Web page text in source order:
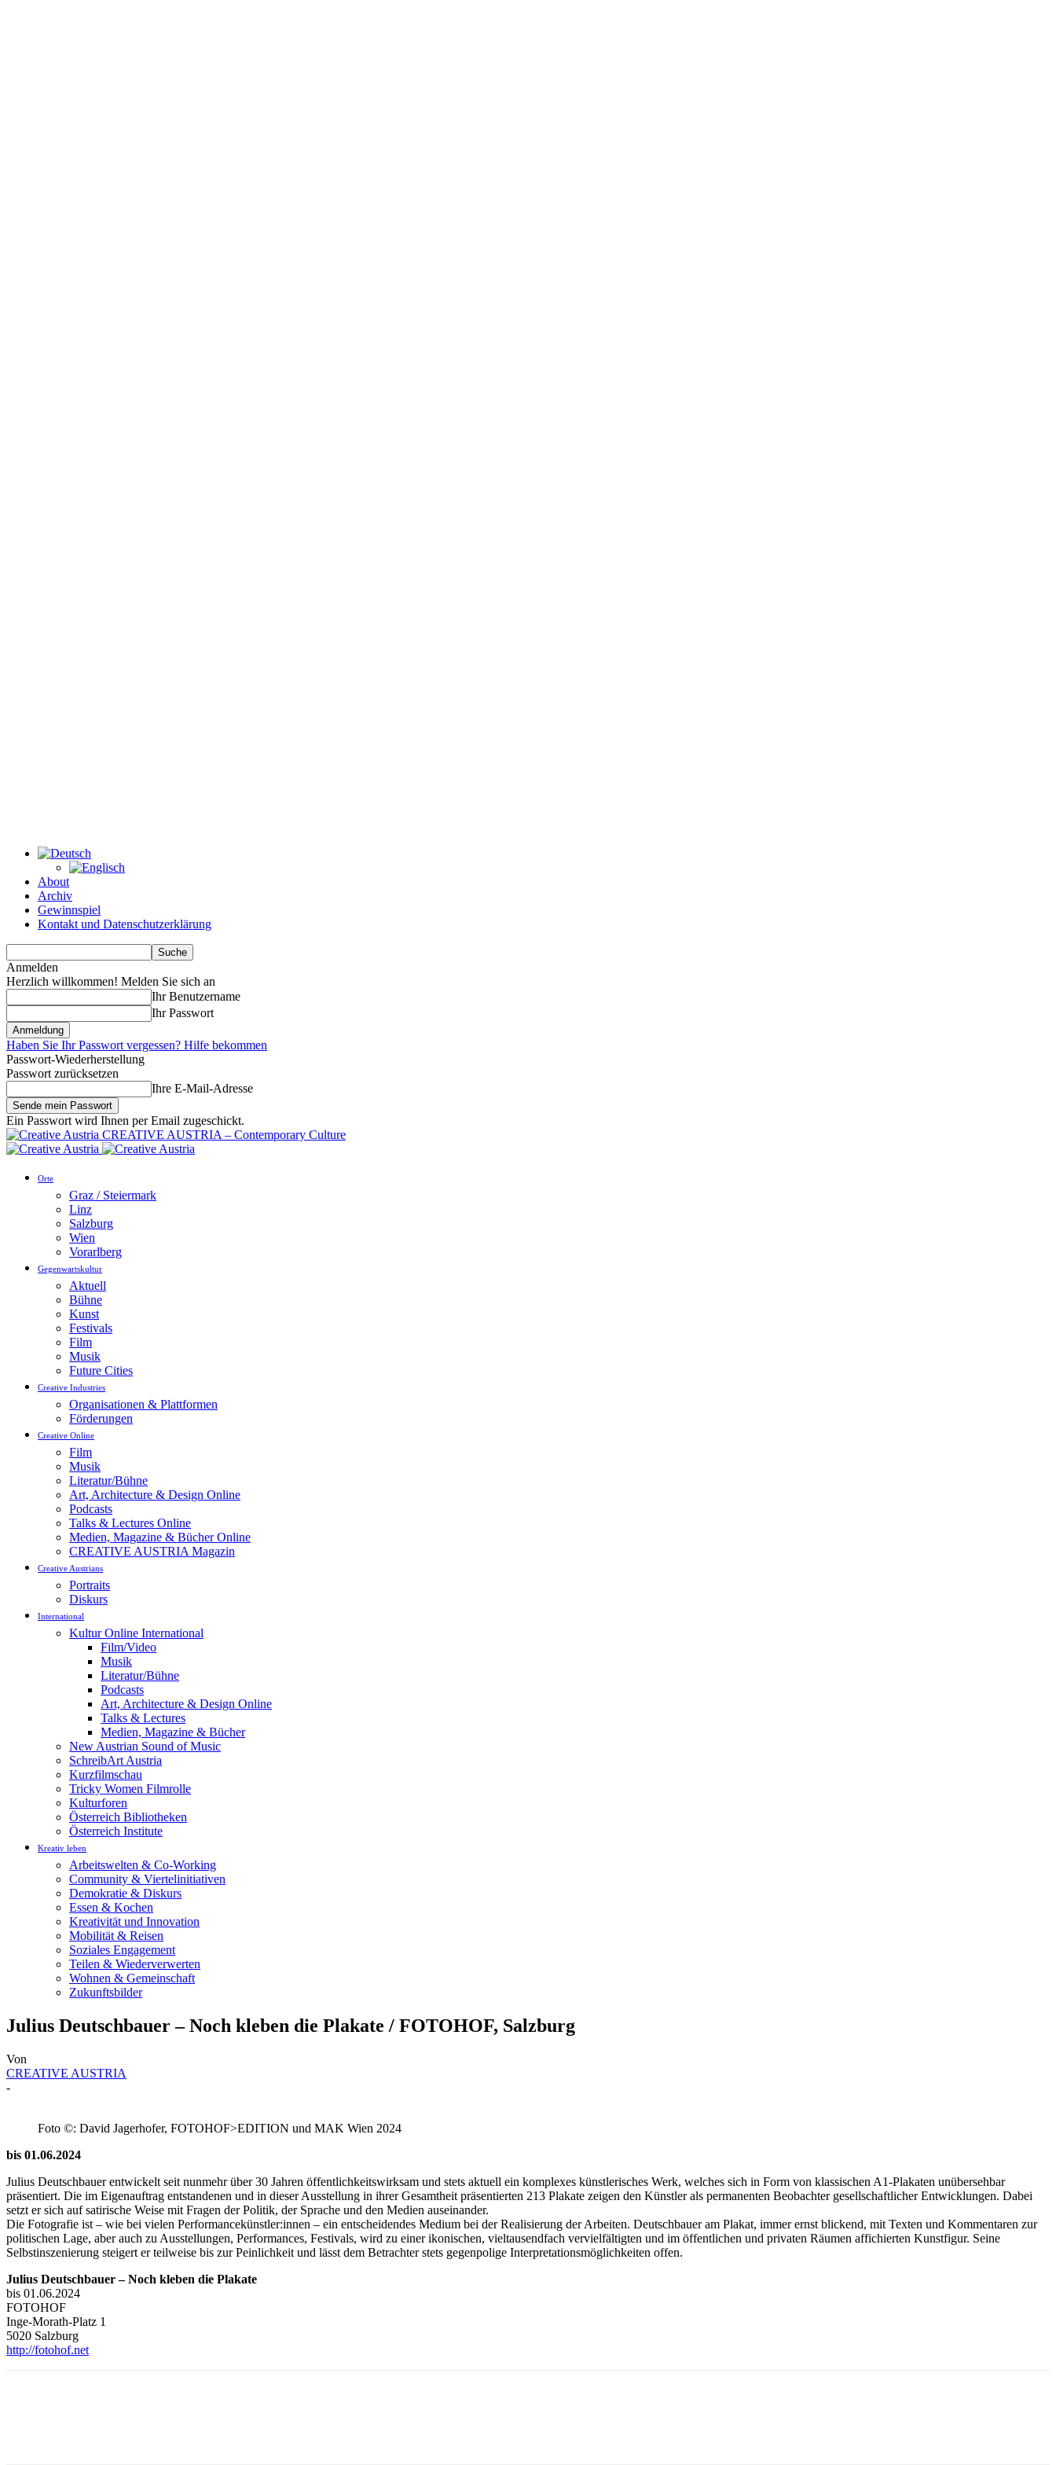
About
Archiv
Gewinnspiel
Kontakt und Datenschutzerklärung
Anmelden
Herzlich willkommen! Melden Sie sich an
Ihr Benutzername
Ihr Passwort
Haben Sie Ihr Passwort vergessen? Hilfe bekommen
Passwort-Wiederherstellung
Passwort zurücksetzen
Ihre E-Mail-Adresse
Ein Passwort wird Ihnen per Email zugeschickt.
CREATIVE AUSTRIA – Contemporary Culture
Orte
Graz / Steiermark
Linz
Salzburg
Wien
Vorarlberg
Gegenwartskultur
Aktuell
Bühne
Kunst
Festivals
Film
Musik
Future Cities
Creative Industries
Organisationen & Plattformen
Förderungen
Creative Online
Film
Musik
Literatur/Bühne
Art, Architecture & Design Online
Podcasts
Talks & Lectures Online
Medien, Magazine & Bücher Online
CREATIVE AUSTRIA Magazin
Creative Austrians
Portraits
Diskurs
International
Kultur Online International
Film/Video
Musik
Literatur/Bühne
Podcasts
Art, Architecture & Design Online
Talks & Lectures
Medien, Magazine & Bücher
New Austrian Sound of Music
SchreibArt Austria
Kurzfilmschau
Tricky Women Filmrolle
Kulturforen
Österreich Bibliotheken
Österreich Institute
Kreativ leben
Arbeitswelten & Co-Working
Community & Viertelinitiativen
Demokratie & Diskurs
Essen & Kochen
Kreativität und Innovation
Mobilität & Reisen
Soziales Engagement
Teilen & Wiederverwerten
Wohnen & Gemeinschaft
Zukunftsbilder
Julius Deutschbauer – Noch kleben die Plakate / FOTOHOF, Salzburg
Von
CREATIVE AUSTRIA
-
Foto ©: David Jagerhofer, FOTOHOF>EDITION und MAK Wien 2024
bis 01.06.2024
Julius Deutschbauer entwickelt seit nunmehr über 30 Jahren öffentlichkeitswirksam und stets aktuell ein komplexes künstlerisches Werk, welches sich in Form von klassischen A1-Plakaten unübersehbar
präsentiert. Die im Eigenauftrag entstandenen und in dieser Ausstellung in ihrer Gesamtheit präsentierten 213 Plakate zeigen den Künstler als permanenten Beobachter gesellschaftlicher Entwicklungen. Dabei
setzt er sich auf satirische Weise mit Fragen der Politik, der Sprache und den Medien auseinander.
Die Fotografie ist – wie bei vielen Performancekünstler:innen – ein entscheidendes Medium bei der Realisierung der Arbeiten. Deutschbauer am Plakat, immer ernst blickend, mit Texten und Kommentaren zur
politischen Lage, aber auch zu Ausstellungen, Performances, Festivals, wird zu einer ikonischen, vieltausendfach vervielfältigten und im öffentlichen und privaten Räumen affichierten Kunstfigur. Seine
Selbstinszenierung steigert er teilweise bis zur Peinlichkeit und lässt dem Betrachter stets gegenpolige Interpretationsmöglichkeiten offen.
Julius Deutschbauer – Noch kleben die Plakate
bis 01.06.2024
FOTOHOF
Inge-Morath-Platz 1
5020 Salzburg
http://fotohof.net